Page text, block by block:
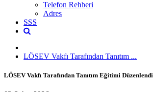
Telefon Rehberi
Adres
SSS
LÖSEV Vakfı Tarafından Tanıtım ...
LÖSEV Vakfı Tarafından Tanıtım Eğitimi Düzenlendi